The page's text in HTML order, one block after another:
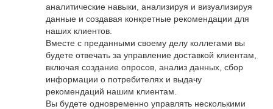
аналитические навыки, анализируя и визуализируя
данные и создавая конкретные рекомендации для
наших клиентов.
Вместе с преданными своему делу коллегами вы
будете отвечать за управление доставкой клиентам,
включая создание опросов, анализ данных, сбор
информации о потребителях и выдачу
рекомендаций нашим клиентам.
Вы будете одновременно управлять несколькими